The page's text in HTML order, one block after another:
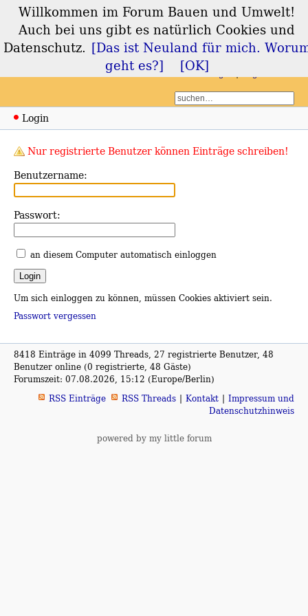
Forum Bauen und
Umwelt
Login
Nur registrierte Benutzer können Einträge schreiben!
Benutzername:
Passwort:
an diesem Computer automatisch einloggen
Um sich einloggen zu können, müssen Cookies aktiviert sein.
Passwort vergessen
8418 Einträge in 4099 Threads, 27 registrierte Benutzer, 48
Benutzer online (0 registrierte, 48 Gäste)
Forumszeit: 07.08.2026, 15:12 (Europe/Berlin)
RSS Einträge
RSS Threads Kontakt
Impressum und
Datenschutzhinweis
powered by my little forum
Willkommen im Forum Bauen und Umwelt!
Auch bei uns gibt es natürlich Cookies und
Datenschutz. [Das ist Neuland für mich.
geht es?]
[OK]